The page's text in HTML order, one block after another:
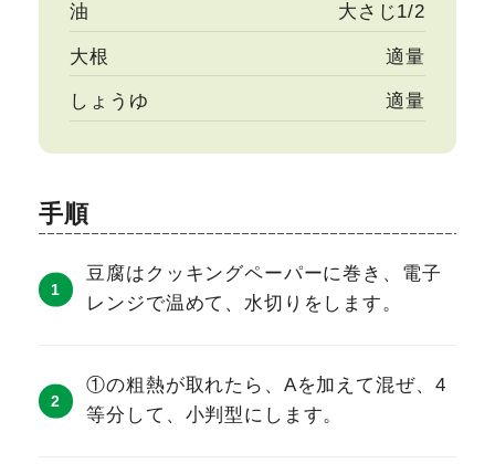
油 大さじ1/2
大根 適量
しょうゆ 適量
手順
豆腐はクッキングペーパーに巻き、電子
レンジで温めて、水切りをします。
①の粗熱が取れたら、Aを加えて混ぜ、4
等分して、小判型にします。